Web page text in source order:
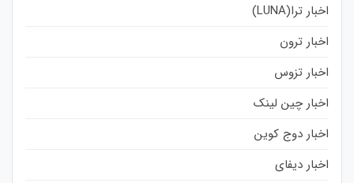
اخبار ترا(LUNA)
اخبار ترون
اخبار تزوس
اخبار چین لینک
اخبار دوج کوین
اخبار دیفای